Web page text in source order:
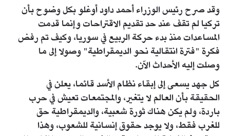
وقد صرح رئيس الوزراء أحمد داود أوغلو بكل وضوح بأن
تركيا لم تقف عند حد تقديم الاقتراحات وإنما قدمت
المساعدات منذ بدء حركة الربيع في سوريا، وكيف تم رفض
فكرة "فترة انتقالية نحو الديمقراطية" وصولا إلى ما
وصلت إليه الأحداث الآن.
كل جهد يسعى إلى إبقاء نظام الأسد قائما، يعلن في
الحقيقة بأن العالم لا يتغير، والمجتمعات تعيش في حرب
باردة، ولم يكن هناك ثورة شعبية، والديمقراطية حق
للغرب فقط، ولا يوجد حقوق إنسانية للشعوب، وهذا